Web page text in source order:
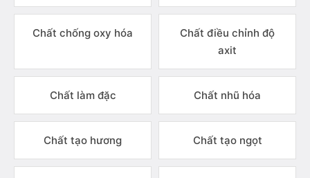
Chất chống oxy hóa
Chất điều chỉnh độ
axit
Chất làm đặc Chất nhũ hóa
Chất tạo hương Chất tạo ngọt